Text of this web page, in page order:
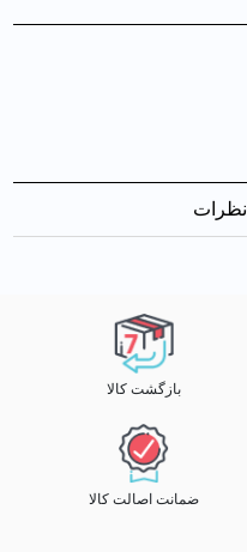
نظرات
بازگشت کالا
ضمانت اصالت کالا